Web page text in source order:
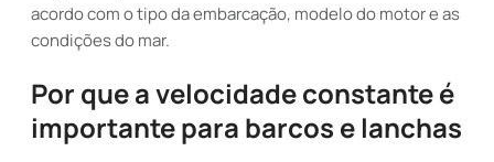
acordo com o tipo da embarcação, modelo do motor e as
condições do mar.
Por que a velocidade constante é
importante para barcos e lanchas